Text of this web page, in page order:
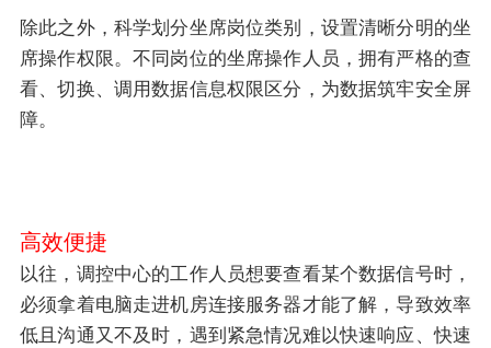
除此之外，科学划分坐席岗位类别，设置清晰分明的坐
席操作权限。不同岗位的坐席操作人员，拥有严格的查
看、切换、调用数据信息权限区分，为数据筑牢安全屏
障。
高效便捷
以往，调控中心的工作人员想要查看某个数据信号时，
必须拿着电脑走进机房连接服务器才能了解，导致效率
低且沟通又不及时，遇到紧急情况难以快速响应、快速